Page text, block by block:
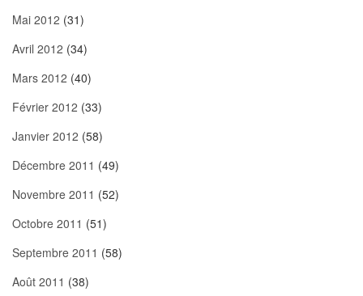
Mai 2012 (31)
Avril 2012 (34)
Mars 2012 (40)
Février 2012 (33)
Janvier 2012 (58)
Décembre 2011 (49)
Novembre 2011 (52)
Octobre 2011 (51)
Septembre 2011 (58)
Août 2011 (38)